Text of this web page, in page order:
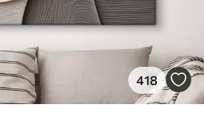
418